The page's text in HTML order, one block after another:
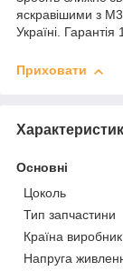
яскравішими з
Україні. Гарантія
Приховати
Основні
Цоколь
Тип запчастини
Країна виробник
Напруга